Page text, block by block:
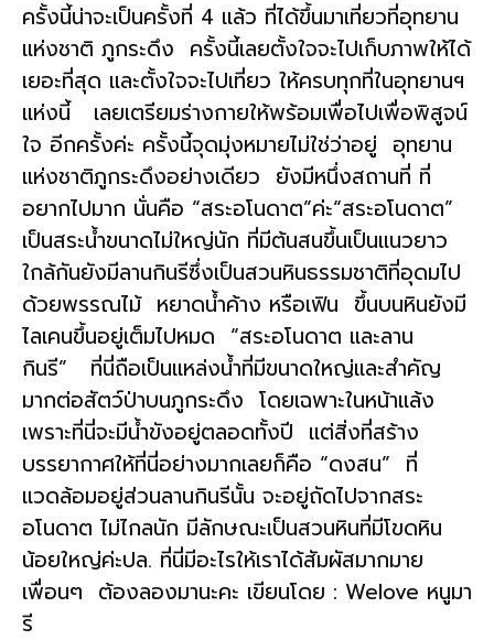
ครั้งนี้น่าจะเป็นครั้งที่ 4 แล้ว ที่ได้ขึ้นมาเที่ยวที่อุทยาน
แห่งชาติ ภูกระดึง ครั้งนี้เลยตั้งใจจะไปเก็บภาพให้ได้
เยอะที่สุด และตั้งใจจะไปเที่ยว ให้ครบทุกที่ในอุทยานฯ
แห่งนี้ เลยเตรียมร่างกายให้พร้อมเพื่อไปเพื่อพิสูจน์
ใจ อีกครั้งค่ะ ครั้งนี้จุดมุ่งหมายไม่ใช่ว่าอยู่ อุทยาน
แห่งชาติภูกระดึงอย่างเดียว ยังมีหนึ่งสถานที่ ที่
อยากไปมาก นั่นคือ “สระอโนดาต”ค่ะ“สระอโนดาต”
เป็นสระน้ำขนาดไม่ใหญ่นัก ที่มีต้นสนขึ้นเป็นแนวยาว
ใกล้กันยังมีลานกินรีซึ่งเป็นสวนหินธรรมชาติที่อุดมไป
ด้วยพรรณไม้ หยาดน้ำค้าง หรือเฟิน ขึ้นบนหินยังมี
ไลเคนขึ้นอยู่เต็มไปหมด “สระอโนดาต และลาน
กินรี” ที่นี่ถือเป็นแหล่งน้ำที่มีขนาดใหญ่และสำคัญ
มากต่อสัตว์ป่าบนภูกระดึง โดยเฉพาะในหน้าแล้ง
เพราะที่นี่จะมีน้ำขังอยู่ตลอดทั้งปี แต่สิ่งที่สร้าง
บรรยากาศให้ที่นี่อย่างมากเลยก็คือ “ดงสน” ที่
แวดล้อมอยู่ส่วนลานกินรีนั้น จะอยู่ถัดไปจากสระ
อโนดาต ไม่ไกลนัก มีลักษณะเป็นสวนหินที่มีโขดหิน
น้อยใหญ่ค่ะปล. ที่นี่มีอะไรให้เราได้สัมผัสมากมาย
เพื่อนๆ ต้องลองมานะคะ เขียนโดย : Welove หนูมา
รี